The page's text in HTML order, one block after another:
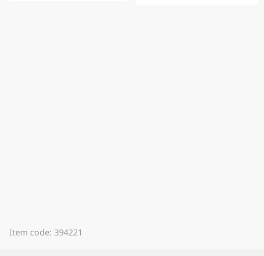
Item code: 394221